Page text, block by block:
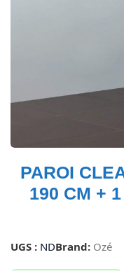
PAROI
190 CM +
UGS : NDBrand: Ozé